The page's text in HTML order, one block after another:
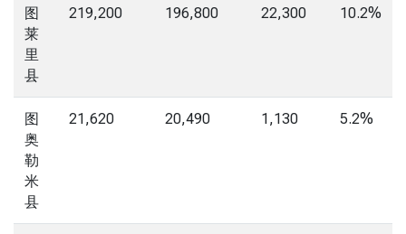
图
莱
里
县
219,200 196,800 22,300 10.2%
图
奥
勒
米
县
21,620 20,490 1,130 5.2%